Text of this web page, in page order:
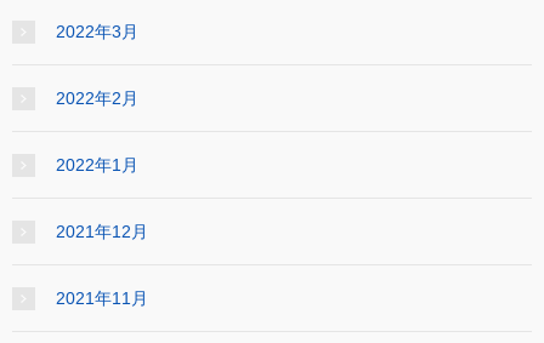
2022年3月
2022年2月
2022年1月
2021年12月
2021年11月